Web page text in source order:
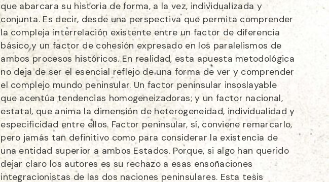
que abarcara su historia de forma, a la vez, individualizada y
conjunta. Es decir, desde una perspectiva que permita comprender
la compleja interrelación existente entre un factor de diferencia
básico y un factor de cohesión expresado en los paralelismos de
ambos procesos históricos. En realidad, esta apuesta metodológica
no deja de ser el esencial reflejo de una forma de ver y comprender
el complejo mundo peninsular. Un factor peninsular insoslayable
que acentúa tendencias homogeneizadoras; y un factor nacional,
estatal, que anima la dimensión de heterogeneidad, individualidad y
especificidad entre ellos. Factor peninsular, sí, conviene remarcarlo,
pero jamás tan definitivo como para considerar la existencia de
una entidad superior a ambos Estados. Porque, si algo han querido
dejar claro los autores es su rechazo a esas ensoñaciones
integracionistas de las dos naciones peninsulares. Esta tesis